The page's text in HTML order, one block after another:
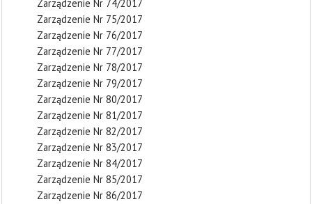
Zarządzenie Nr 74/2017
Zarządzenie Nr 75/2017
Zarządzenie Nr 76/2017
Zarządzenie Nr 77/2017
Zarządzenie Nr 78/2017
Zarządzenie Nr 79/2017
Zarządzenie Nr 80/2017
Zarządzenie Nr 81/2017
Zarządzenie Nr 82/2017
Zarządzenie Nr 83/2017
Zarządzenie Nr 84/2017
Zarządzenie Nr 85/2017
Zarządzenie Nr 86/2017